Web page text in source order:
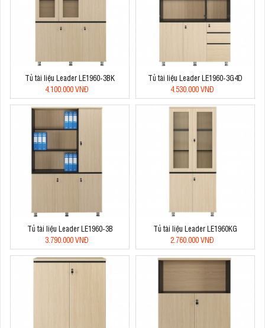
Tủ tài liệu Leader LE1960-3BK
4.100.000 VNĐ
Tủ tài liệu Leader LE1960-3G4D
4.530.000 VNĐ
Tủ tài liệu Leader LE1960-3B
3.790.000 VNĐ
Tủ tài liệu Leader LE1960KG
2.760.000 VNĐ